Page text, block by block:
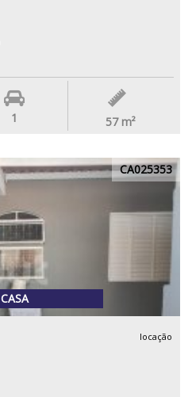
1 57 m²
CA025353
CASA
locação